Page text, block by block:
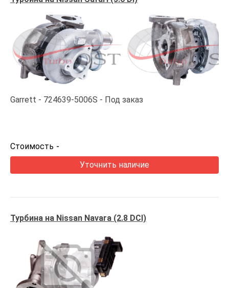
Garrett 724639-5006S Под заказ
Стоимость -
Уточнить наличие
Турбина на Nissan Navara (2.8 DCI)